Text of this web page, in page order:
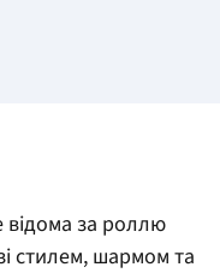
відома за роллю
стилем, шармом та